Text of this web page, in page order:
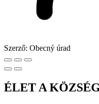
Szerző: Obecný úrad
ÉLET A